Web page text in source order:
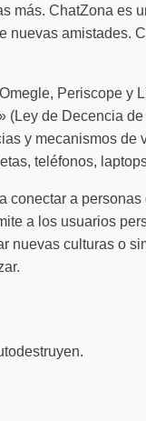
ChatZona
amistades.
Periscope
de Decencia
y mecanismos
teléfonos,
a
a los usuarios
culturas o